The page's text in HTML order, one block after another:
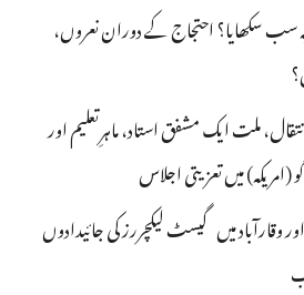
سکھایا؟ احتجاج کے دوران نعروں،
ملت ایک مشفق استاد، ماہرِتعلیم اور
میں تعزیتی اجلاس
وقارآباد میں گیسٹ لیکچررز کی جائیدادوں